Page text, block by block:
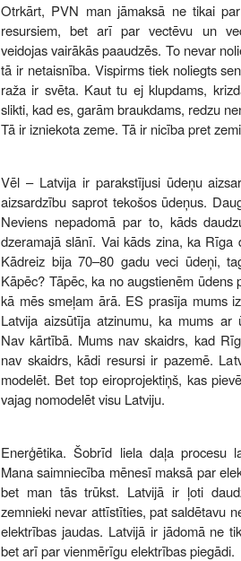
Otrkārt, PVN man jāmaksā ne tikai
resursiem, bet arī par vectēvu un
veidojas vairākās paaudzēs. To nevar
tā ir netaisnība. Vispirms tiek noliegts
raža ir svēta. Kaut tu ej klupdams,
slikti, kad es, garām braukdams, redzu
Tā ir izniekota zeme. Tā ir nicība pret
Vēl – Latvija ir parakstījusi ūdeņu
aizsardzību saprot tekošos ūdeņus.
Neviens nepadomā par to, kāds
dzeramajā slānī. Vai kāds zina, ka Rīga
Kādreiz bija 70–80 gadu veci ūdeņi,
Kāpēc? Tāpēc, ka no augstienēm
kā mēs smeļam ārā. ES prasīja mums
Latvija aizsūtīja atzinumu, ka mums ar
Nav kārtībā. Mums nav skaidrs, kad
nav skaidrs, kādi resursi ir pazemē.
modelēt. Bet top eiroprojektiņš, kas
vajag nomodelēt visu Latviju.
Enerģētika. Šobrīd liela daļa procesu
Mana saimniecība mēnesī maksā par
bet man tās trūkst. Latvijā ir ļoti
zemnieki nevar attīstīties, pat saldētavu
elektrības jaudas. Latvijā ir jādomā ne
bet arī par vienmērīgu elektrības piegādi.